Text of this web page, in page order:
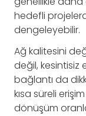
hedefli
dengeleyebilir.
Ağ kalitesini
değil, kesintisiz
bağlantı da
kısa süreli
dönüşüm